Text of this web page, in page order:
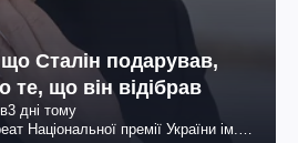
Сталін подарував,
те, що він відібрав
3 дні тому
Національної премії України ім.